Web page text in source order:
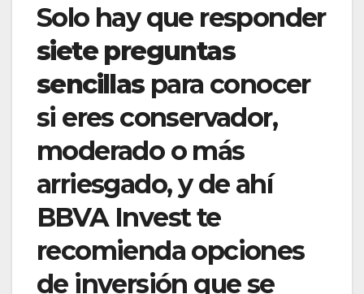
Solo hay que responder
siete preguntas
sencillaspara conocer
si eres conservador,
moderado o más
arriesgado, y de ahí
BBVA Invest te
recomienda opciones
de inversión que se